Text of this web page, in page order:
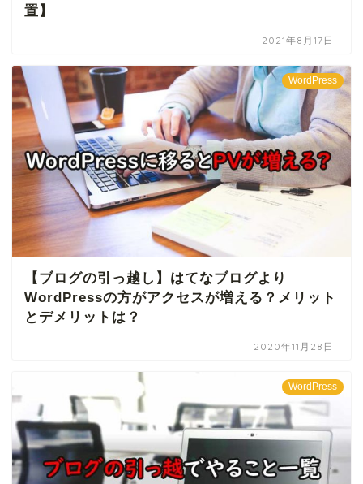
置】
2021年8月17日
WordPress
【ブログの引っ越し】はてなブログより
WordPressの方がアクセスが増える？メリット
とデメリットは？
2020年11月28日
WordPress